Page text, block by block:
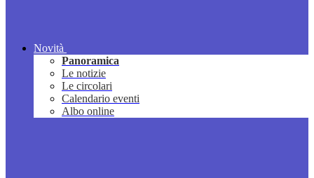
Novità
Panoramica
Le notizie
Le circolari
Calendario eventi
Albo online